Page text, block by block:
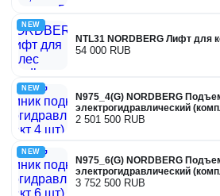
NEW
NTL31 NORDBERG Лифт для
54 000 RUB
NEW
N975_4(G) NORDBERG
электрогидравлический
2 501 500 RUB
NEW
N975_6(G) NORDBERG
электрогидравлический
3 752 500 RUB